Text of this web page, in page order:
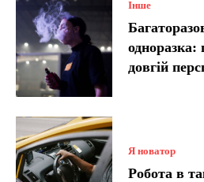
Інше
одноразка:
довгій
Я новатор
Робота в